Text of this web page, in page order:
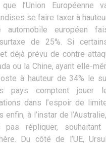
l’Union Européenne
se faire taxer à
automobile européen
surtaxe de 25%. Si
déjà prévu de contre-
ou la Chine, ayant elle-
à hauteur de 34% le
pays comptent jouer
dans l’espoir de
enfin, à l’instar de
répliquer, souhaitant
Du côté de l’UE,